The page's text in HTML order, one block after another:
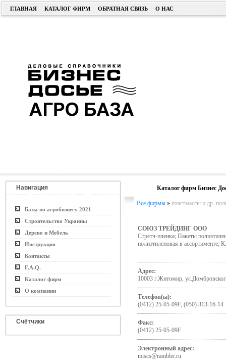
ГЛАВНАЯ КАТАЛОГ ФИРМ ОБРАТНАЯ СВЯЗЬ О НАС
Навигация
Базы по агробизнесу 2021
Строительство Украины
Дерево и Мебель
Инструкция
Контакты
F.A.Q.
Каталог фирм
О компании
Счётчики
Каталог фирм Бизнес
Все фирмы » пластмассы и др.
СОЮЗ ТРЕЙДИНГ ООО
Стретч-пленка; Пакеты
полиэтиленовая в ассортименте;
Адрес:
10003 г.Житомир,
Телефон(ы):
(0412) 25-05-09F, (050) 313-16-14
Факс:
(0412) 25-05-09F
Электронный адрес:
miscs@rambler.ru